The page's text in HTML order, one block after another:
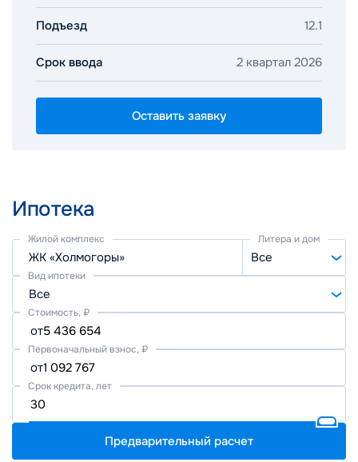
Подъезд 12.1
Срок ввода 2 квартал 2026
Оставить заявку
Ипотека
Жилой комплекс
ЖК «Холмогоры»
Литера и дом
Все
Вид ипотеки
Все
Стоимость, ₽
от
Первоначальный взнос, ₽
от
Срок кредита, лет
Предварительный расчет